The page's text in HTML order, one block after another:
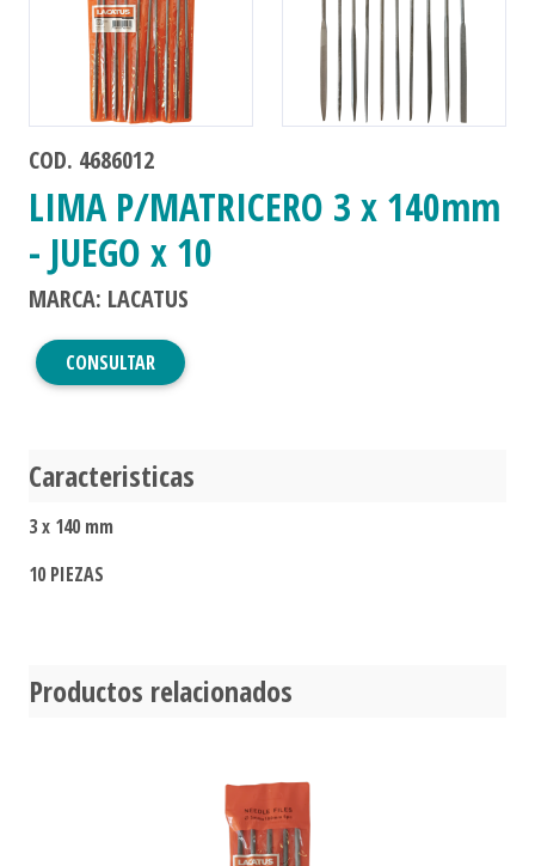
COD. 4686012
LIMA P/MATRICERO 3 x 140mm
- JUEGO x 10
MARCA: LACATUS
CONSULTAR
Caracteristicas
3 x 140 mm
10 PIEZAS
Productos relacionados